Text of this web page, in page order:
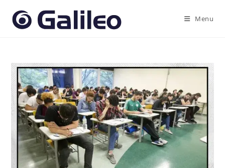
para
Menu